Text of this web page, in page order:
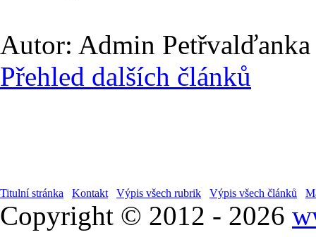
Autor: Admin
Přehled dalších článků
Titulní stránka Kontakt Výpis všech rubrik Výpis všech článků
Copyright © 2012 - 2026